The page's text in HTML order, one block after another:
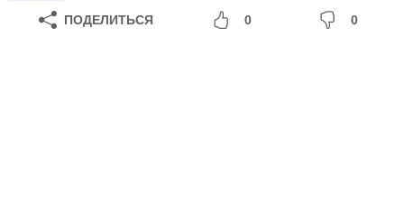
ПОДЕЛИТЬСЯ 0 0